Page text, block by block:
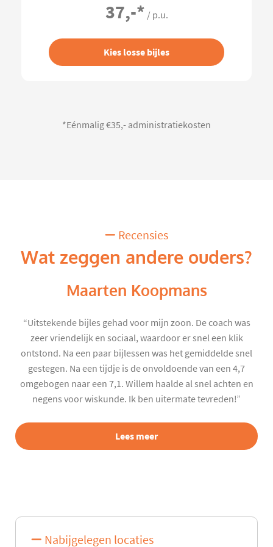
37,-* / p.u.
Kies losse bijles
*Eénmalig €35,- administratiekosten
Recensies
Wat zeggen andere ouders?
Maarten Koopmans
“Uitstekende bijles gehad voor mijn zoon. De coach was
zeer vriendelijk en sociaal, waardoor er snel een klik
ontstond. Na een paar bijlessen was het gemiddelde snel
gestegen. Na een tijdje is de onvoldoende van een 4,7
omgebogen naar een 7,1. Willem haalde al snel achten en
negens voor wiskunde. Ik ben uitermate tevreden!”
Lees meer
Nabijgelegen locaties